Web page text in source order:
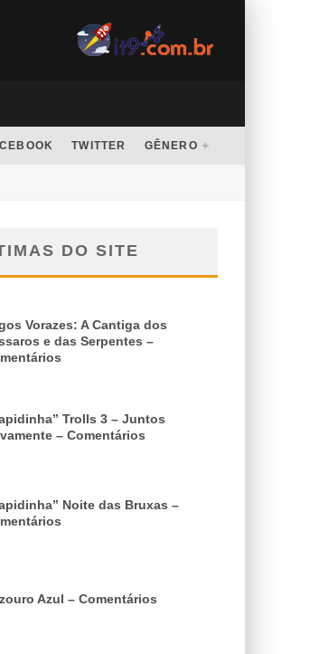
TWITTER GÊNERO
DO SITE
Vorazes: A Cantiga dos
e das Serpentes –
Trolls 3 – Juntos
– Comentários
Noite das Bruxas –
Azul – Comentários